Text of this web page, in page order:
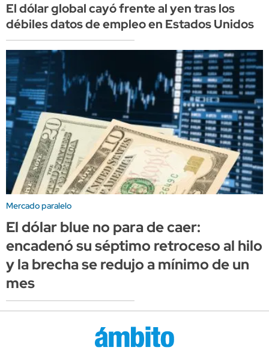
El dólar global cayó frente al yen tras los
débiles datos de empleo en Estados Unidos
Mercado paralelo
El dólar blue no para de caer:
encadenó su séptimo retroceso al hilo
y la brecha se redujo a mínimo de un
mes